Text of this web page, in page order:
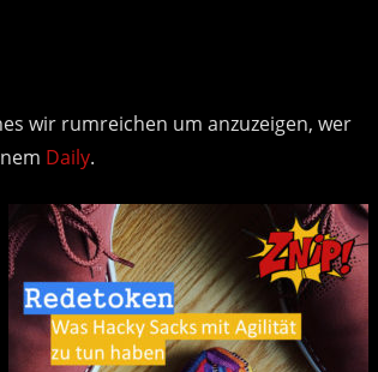
wir rumreichen um anzuzeigen, wer
Daily.